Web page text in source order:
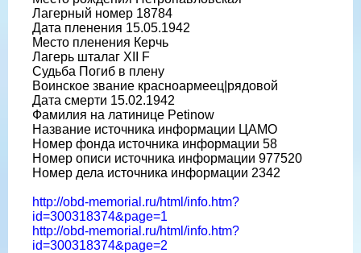
Лагерный номер 18784
Дата пленения 15.05.1942
Место пленения Керчь
Лагерь шталаг XII F
Судьба Погиб в плену
Воинское звание красноармеец|рядовой
Дата смерти 15.02.1942
Фамилия на латинице Petinow
Название источника информации ЦАМО
Номер фонда источника информации 58
Номер описи источника информации 977520
Номер дела источника информации 2342
http://obd-memorial.ru/html/info.htm?
id=300318374&page=1
http://obd-memorial.ru/html/info.htm?
id=300318374&page=2